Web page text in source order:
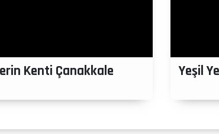
Kenti Çanakkale
Yeşil